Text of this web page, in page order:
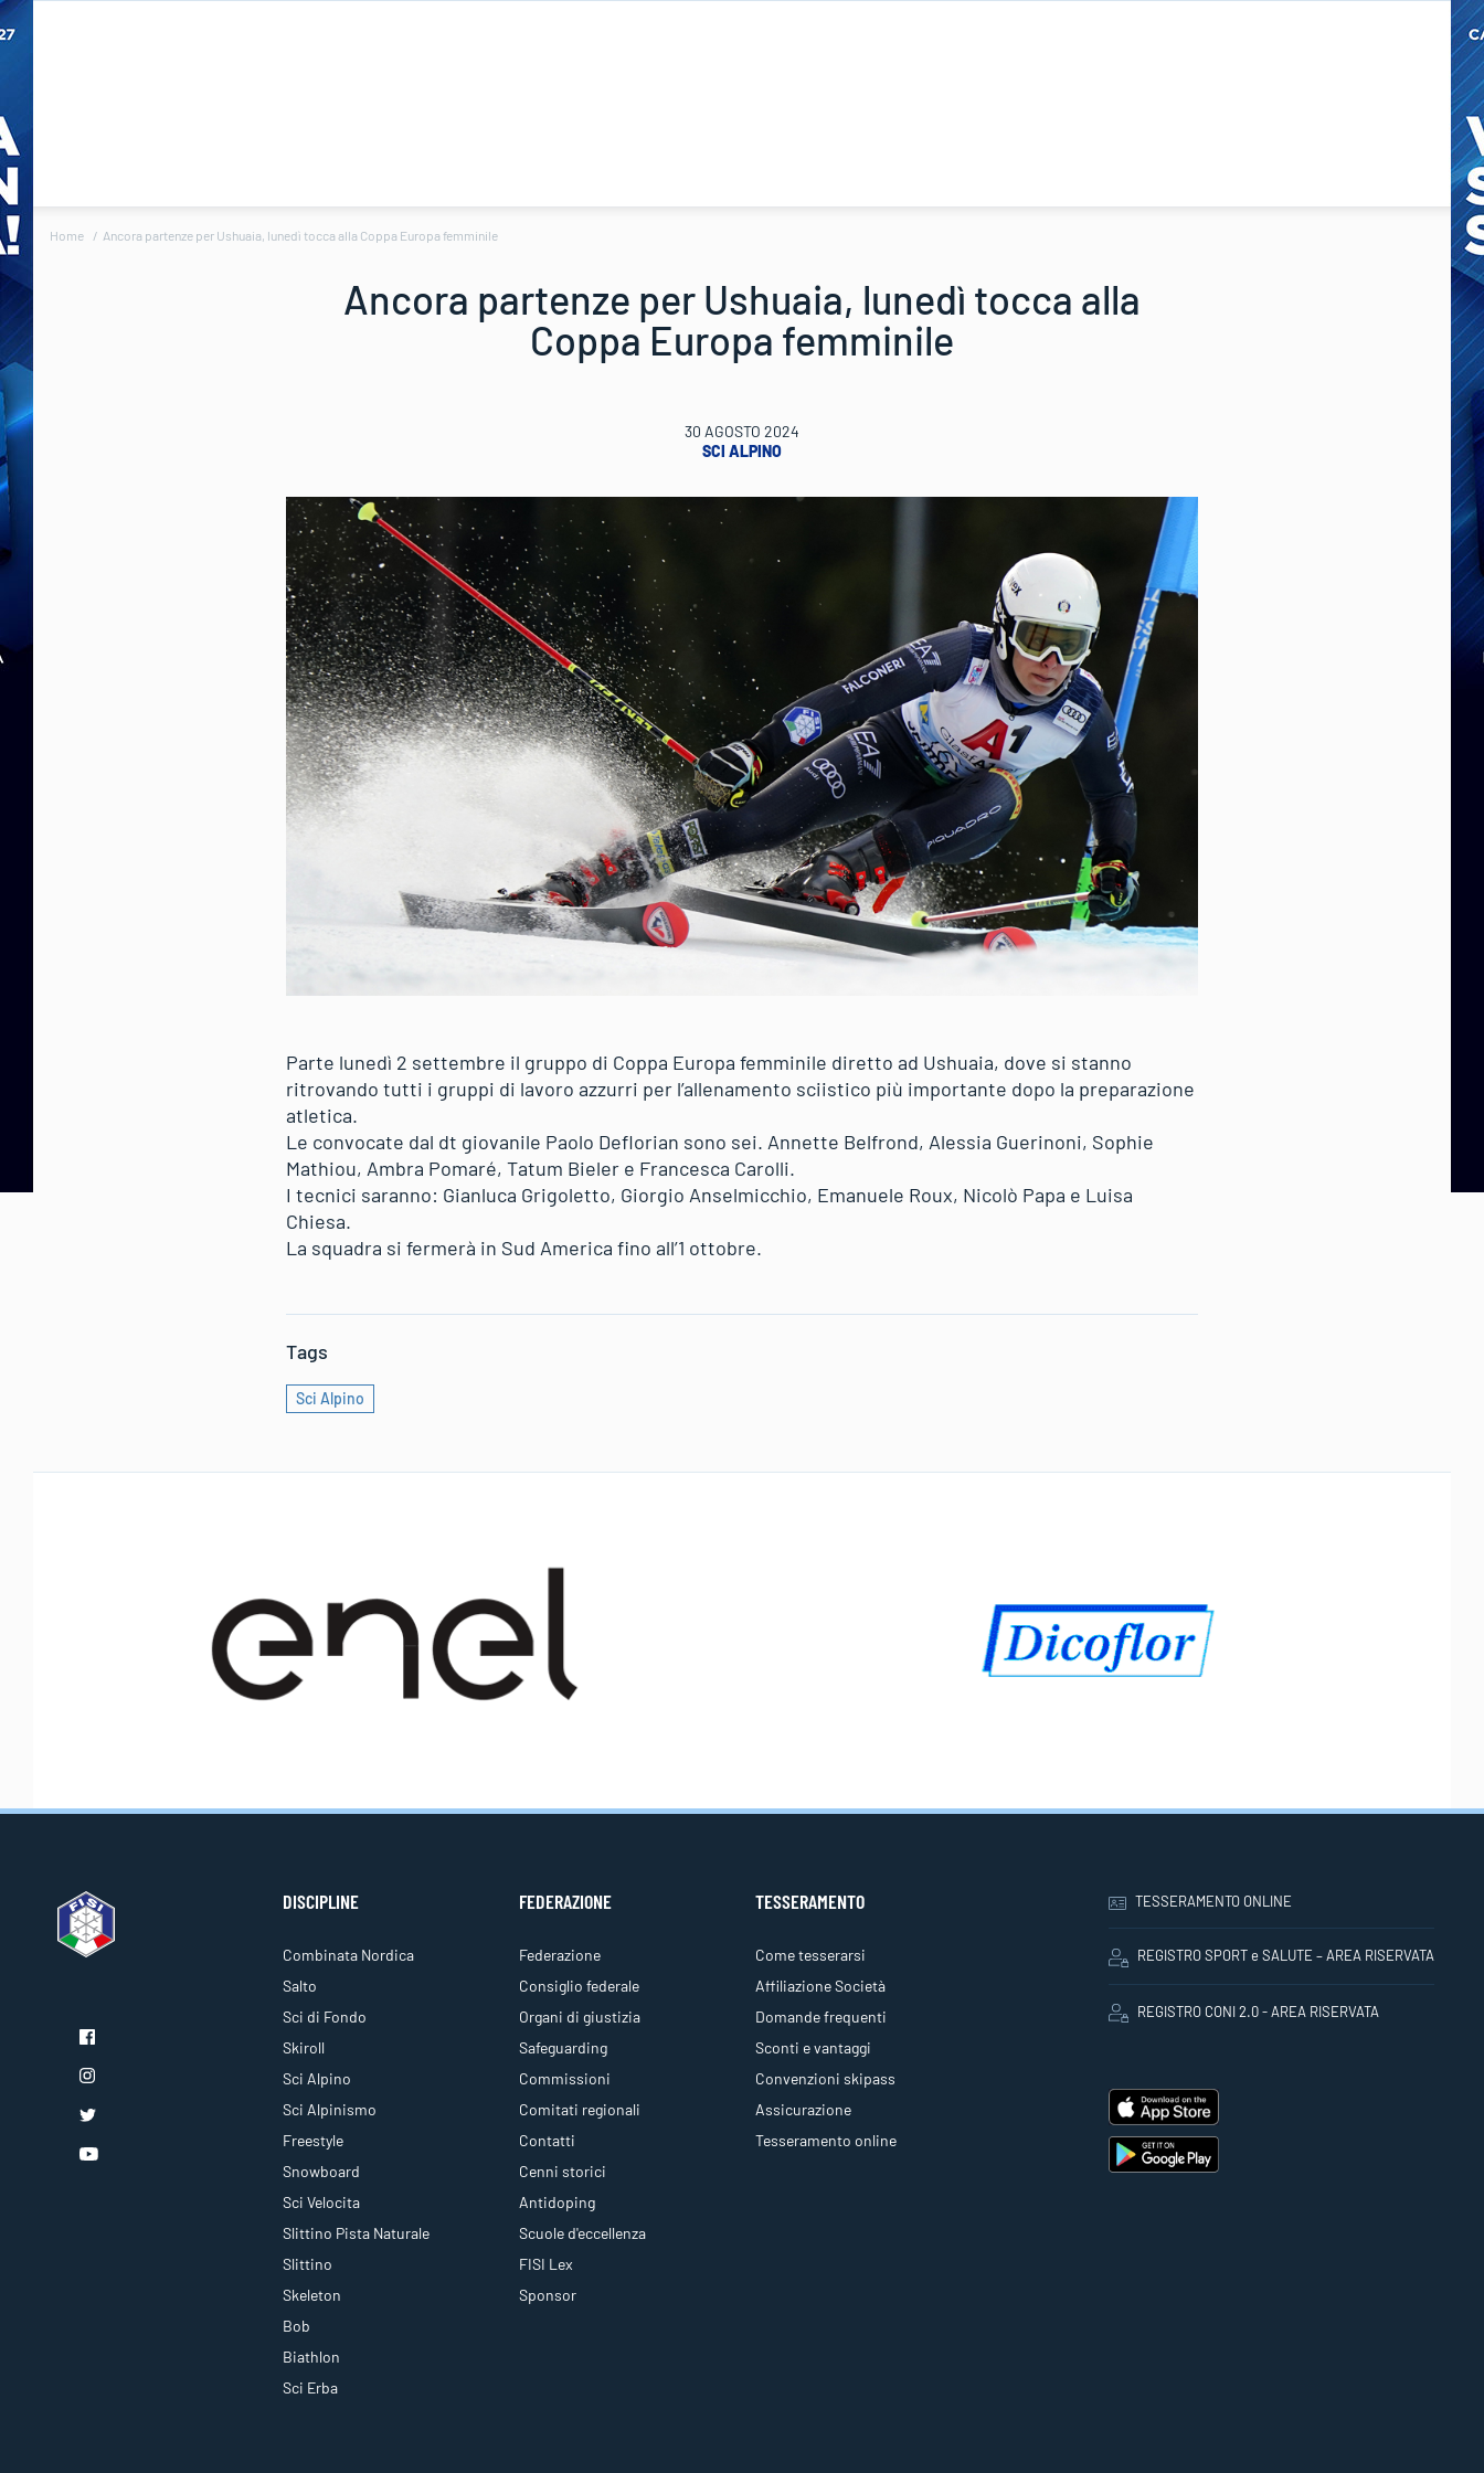
Home Ancora partenze per Ushuaia, lunedì tocca alla Coppa Europa femminile
Ancora partenze per Ushuaia, lunedì tocca alla
Coppa Europa femminile
30 AGOSTO 2024
SCI ALPINO
Parte lunedì 2 settembre il gruppo di Coppa Europa femminile diretto ad Ushuaia, dove si stanno
ritrovando tutti i gruppi di lavoro azzurri per l’allenamento sciistico più importante dopo la preparazione
atletica.
Le convocate dal dt giovanile Paolo Deflorian sono sei. Annette Belfrond, Alessia Guerinoni, Sophie
Mathiou, Ambra Pomaré, Tatum Bieler e Francesca Carolli.
I tecnici saranno: Gianluca Grigoletto, Giorgio Anselmicchio, Emanuele Roux, Nicolò Papa e Luisa
Chiesa.
La squadra si fermerà in Sud America fino all’1 ottobre.
Tags
Sci Alpino
DISCIPLINE
Combinata Nordica
Salto
Sci di Fondo
Skiroll
Sci Alpino
Sci Alpinismo
Freestyle
Snowboard
Sci Velocita
Slittino Pista Naturale
Slittino
Skeleton
Bob
Biathlon
Sci Erba
FEDERAZIONE
Federazione
Consiglio federale
Organi di giustizia
Safeguarding
Commissioni
Comitati regionali
Contatti
Cenni storici
Antidoping
Scuole d'eccellenza
FISI Lex
Sponsor
TESSERAMENTO
Come tesserarsi
Affiliazione Società
Domande frequenti
Sconti e vantaggi
Convenzioni skipass
Assicurazione
Tesseramento online
TESSERAMENTO ONLINE
REGISTRO SPORT e SALUTE – AREA RISERVATA
REGISTRO CONI 2.0 - AREA RISERVATA